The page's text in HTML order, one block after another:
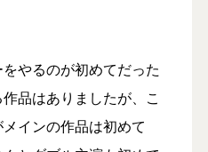
やるのが初めてだった
品はありましたが、こ
インの作品は初めて